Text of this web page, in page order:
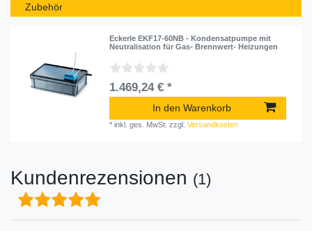
Zubehör
Eckerle EKF17-60NB - Kondensatpumpe mit
Neutralisation für Gas- Brennwert- Heizungen
1.469,24 € *
In den Warenkorb
*inkl. ges. MwSt. zzgl.Versandkosten
Kundenrezensionen (1)